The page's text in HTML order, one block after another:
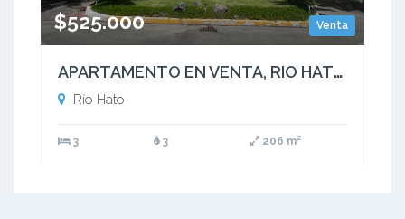
Venta
$525.000
APARTAMENTO EN VENTA, RIO HATO, PANAMA | PH BIJAO (B) - RM
Río Hato
3 3 206 m²